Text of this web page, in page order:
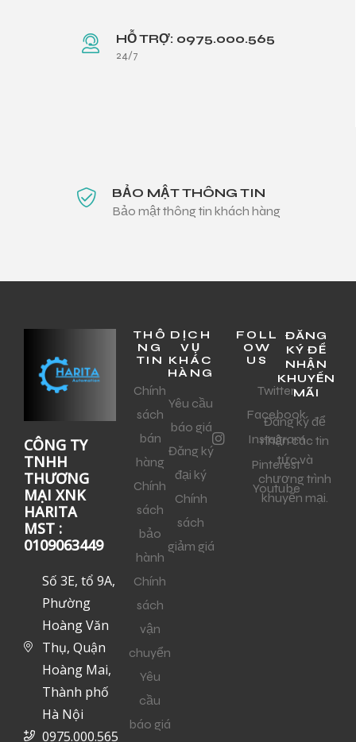
HỖ TRỢ: 0975.000.565
24/7
BẢO MẬT THÔNG TIN
Bảo mật thông tin khách hàng
CÔNG TY
TNHH
THƯƠNG
MẠI XNK
HARITA
MST :
0109063449
Số 3E, tổ 9A,
Phường
Hoàng Văn
Thụ, Quận
Hoàng Mai,
Thành phố
Hà Nội
0975.000.565
THÔ
NG
TIN
Chính
sách
bán
hàng
Chính
sách
bảo
hành
Chính
sách
vận
chuyển
Yêu
cầu
báo giá
DỊCH
VỤ
KHÁC
HÀNG
Yêu cầu
báo giá
Đăng ký
đại ký
Chính
sách
giảm giá
FOLL
OW
US
Twitter
Facebook
Instagram
Pinterest
Youtube
ĐĂNG
KÝ ĐỂ
NHẬN
KHUYẾN
MÃI
Đăng ký để
nhận các tin
tức và
chương trình
khuyến mại.